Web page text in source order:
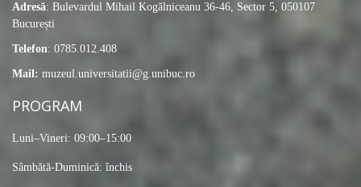
Adresă: Bulevardul Mihail Kogălniceanu 36-46, Sector 5, 050107
București
Telefon: 0785.012.408
Mail: muzeul.universitatii@g.unibuc.ro
PROGRAM
Luni–Vineri: 09:00–15:00
Sâmbătă-Duminică: închis